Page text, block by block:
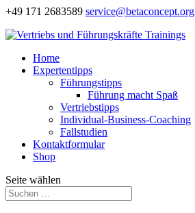
+49 171 2683589 service@betaconcept.org
Home
Expertentipps
Führungstipps
Führung macht Spaß
Vertriebstipps
Individual-Business-Coaching
Fallstudien
Kontaktformular
Shop
Seite wählen